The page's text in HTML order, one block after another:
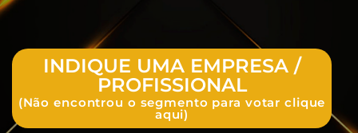
INDIQUE UMA EMPRESA /
PROFISSIONAL
(Não encontrou o segmento para votar clique
aqui)